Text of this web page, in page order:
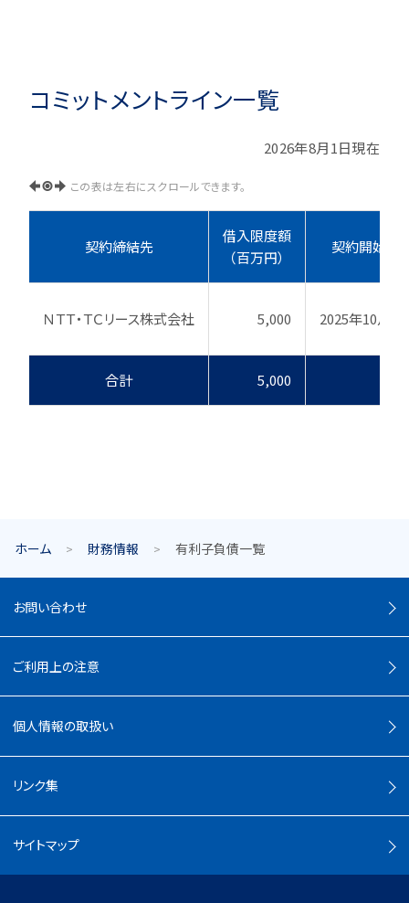
コミットメントライン一覧
2026年8月1日現在
この表は左右にスクロールできます。
契約締結先
借入限度額
（百万円）
契約開始日
ＮＴＴ・ＴＣリース株式会社 5,000 2025年10月1
合計 5,000
ホーム 財務情報 有利子負債一覧
お問い合わせ
ご利用上の注意
個人情報の取扱い
リンク集
サイトマップ